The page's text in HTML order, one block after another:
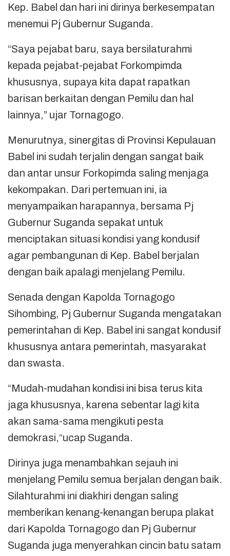
Kep. Babel dan hari ini dirinya berkesempatan
menemui Pj Gubernur Suganda.
“Saya pejabat baru, saya bersilaturahmi
kepada pejabat-pejabat Forkompimda
khususnya, supaya kita dapat rapatkan
barisan berkaitan dengan Pemilu dan hal
lainnya,” ujar Tornagogo.
Menurutnya, sinergitas di Provinsi Kepulauan
Babel ini sudah terjalin dengan sangat baik
dan antar unsur Forkopimda saling menjaga
kekompakan. Dari pertemuan ini, ia
menyampaikan harapannya, bersama Pj
Gubernur Suganda sepakat untuk
menciptakan situasi kondisi yang kondusif
agar pembangunan di Kep. Babel berjalan
dengan baik apalagi menjelang Pemilu.
Senada dengan Kapolda Tornagogo
Sihombing, Pj Gubernur Suganda mengatakan
pemerintahan di Kep. Babel ini sangat kondusif
khususnya antara pemerintah, masyarakat
dan swasta.
“Mudah-mudahan kondisi ini bisa terus kita
jaga khususnya, karena sebentar lagi kita
akan sama-sama mengikuti pesta
demokrasi,“ucap Suganda.
Dirinya juga menambahkan sejauh ini
menjelang Pemilu semua berjalan dengan baik.
Silahturahmi ini diakhiri dengan saling
memberikan kenang-kenangan berupa plakat
dari Kapolda Tornagogo dan Pj Gubernur
Suganda juga menyerahkan cincin batu satam